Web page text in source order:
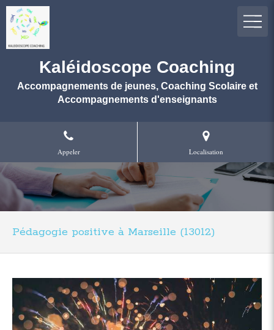
Kaléidoscope Coaching
Accompagnements de jeunes, Coaching Scolaire et
Accompagnements d'enseignants
Appeler Localisation
Pédagogie positive à Marseille (13012)